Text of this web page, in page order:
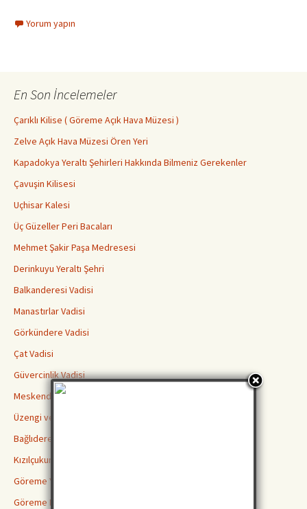
Yorum yapın
En Son İncelemeler
Çarıklı Kilise ( Göreme Açık Hava Müzesi )
Zelve Açık Hava Müzesi Ören Yeri
Kapadokya Yeraltı Şehirleri Hakkında Bilmeniz Gerekenler
Çavuşin Kilisesi
Uçhisar Kalesi
Üç Güzeller Peri Bacaları
Mehmet Şakir Paşa Medresesi
Derinkuyu Yeraltı Şehri
Balkanderesi Vadisi
Manastırlar Vadisi
Görkündere Vadisi
Çat Vadisi
Güvercinlik Vadisi
Meskendir Vadisi
Üzengi ve Gomeda Vadileri
Bağlıdere Aşk Vadisi
Kızılçukur Vadisi Ortahisar
Göreme Yılanlı Kilisesi
Göreme Karanlık Kilise